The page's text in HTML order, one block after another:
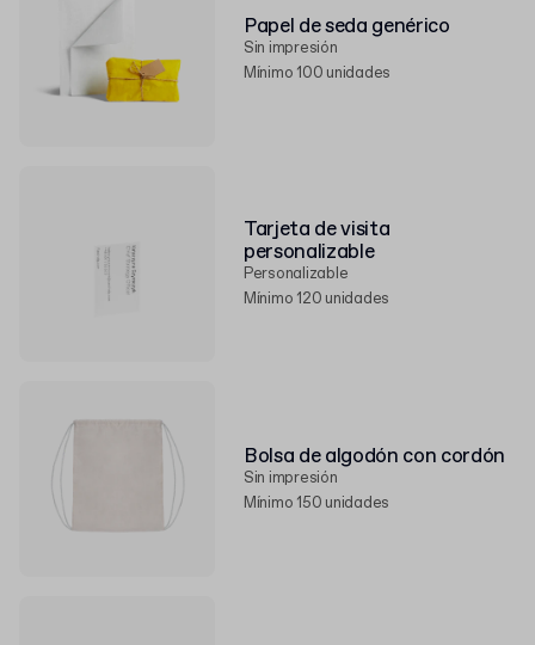
Papel de seda genérico
Sin impresión
Mínimo 100 unidades
Tarjeta de visita
personalizable
Personalizable
Mínimo 120 unidades
Bolsa de algodón con cordón
Sin impresión
Mínimo 150 unidades